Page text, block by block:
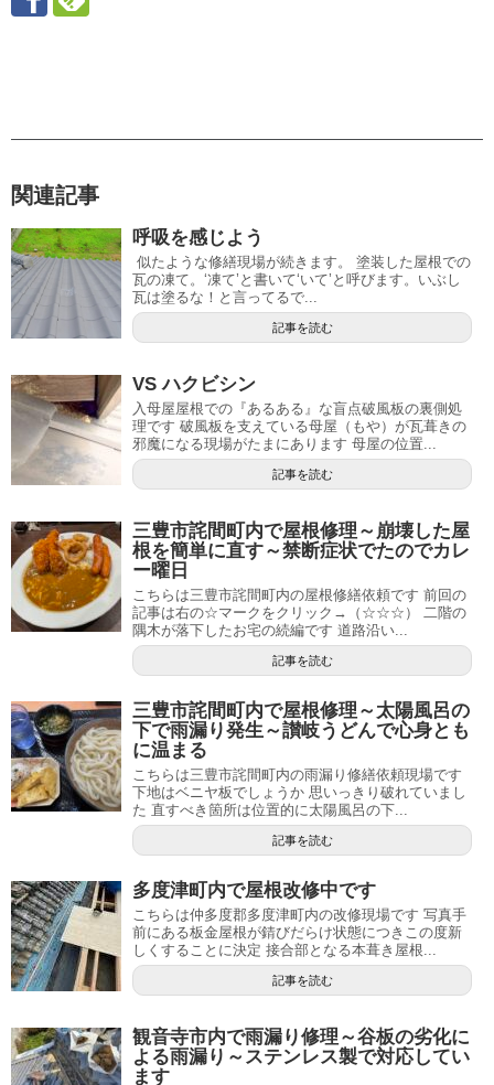
関連記事
呼吸を感じよう
似たような修繕現場が続きます。 塗装した屋根での
瓦の凍て。‘凍て’と書いて‘いて’と呼びます。いぶし
瓦は塗るな！と言ってるで...
記事を読む
VS ハクビシン
入母屋屋根での『あるある』な盲点破風板の裏側処
理です 破風板を支えている母屋（もや）が瓦葺きの
邪魔になる現場がたまにあります 母屋の位置...
記事を読む
三豊市詫間町内で屋根修理～崩壊した屋
根を簡単に直す～禁断症状でたのでカレ
ー曜日
こちらは三豊市詫間町内の屋根修繕依頼です 前回の
記事は右の☆マークをクリック→（☆☆☆） 二階の
隅木が落下したお宅の続編です 道路沿い...
記事を読む
三豊市詫間町内で屋根修理～太陽風呂の
下で雨漏り発生～讃岐うどんで心身とも
に温まる
こちらは三豊市詫間町内の雨漏り修繕依頼現場です
下地はベニヤ板でしょうか 思いっきり破れていまし
た 直すべき箇所は位置的に太陽風呂の下...
記事を読む
多度津町内で屋根改修中です
こちらは仲多度郡多度津町内の改修現場です 写真手
前にある板金屋根が錆びだらけ状態につきこの度新
しくすることに決定 接合部となる本葺き屋根...
記事を読む
観音寺市内で雨漏り修理～谷板の劣化に
よる雨漏り～ステンレス製で対応してい
ます